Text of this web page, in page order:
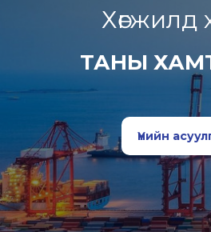
Хөгжилд
ТАНЫ
Үнийн